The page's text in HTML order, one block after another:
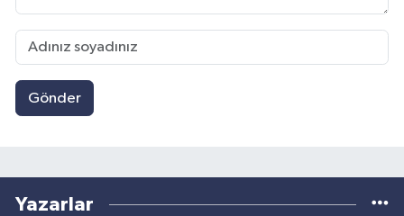
Gönder
Yazarlar